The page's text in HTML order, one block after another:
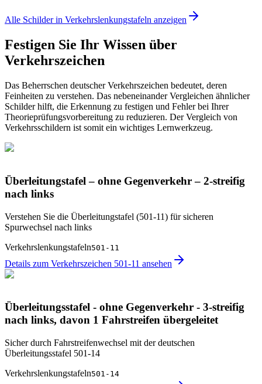
Alle Schilder in Verkehrslenkungstafeln anzeigen
Festigen Sie Ihr Wissen über
Verkehrszeichen
Das Beherrschen deutscher Verkehrszeichen bedeutet, deren
Feinheiten zu verstehen. Das nebeneinander Vergleichen ähnlicher
Schilder hilft, die Erkennung zu festigen und Fehler bei Ihrer
Theorieprüfungsvorbereitung zu reduzieren. Der Vergleich von
Verkehrsschildern ist somit ein wichtiges Lernwerkzeug.
Überleitungstafel – ohne Gegenverkehr – 2-streifig
nach links
Verstehen Sie die Überleitungstafel (501-11) für sicheren
Spurwechsel nach links
Verkehrslenkungstafeln501-11
Details zum Verkehrszeichen 501-11 ansehen
Überleitungsstafel - ohne Gegenverkehr - 3-streifig
nach links, davon 1 Fahrstreifen übergeleitet
Sicher durch Fahrstreifenwechsel mit der deutschen
Überleitungsstafel 501-14
Verkehrslenkungstafeln501-14